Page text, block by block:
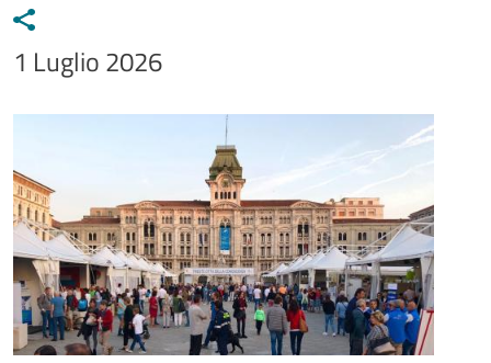
Data notizia
1 Luglio 2026
Immagine
Image
Testo notizia